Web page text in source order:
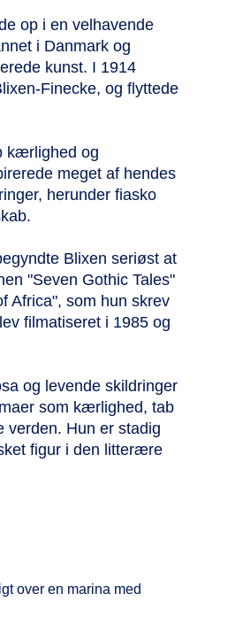
op i en velhavende
i Danmark og
kunst. I 1914
Finecke, og flyttede
kærlighed og
meget af hendes
herunder fiasko
Blixen seriøst at
"Seven Gothic Tales"
Africa", som hun skrev
filmatiseret i 1985 og
og levende skildringer
som kærlighed, tab
verden. Hun er stadig
figur i den litterære